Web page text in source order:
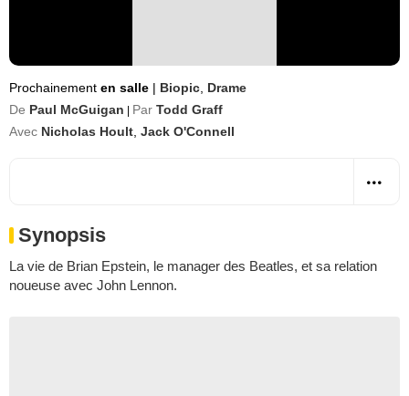
Prochainement en salle | Biopic Drame
De Paul McGuigan Par Todd Graff
Avec Nicholas Hoult Jack O'Connell
Synopsis
La vie de Brian Epstein, le manager des Beatles, et sa relation
noueuse avec John Lennon.